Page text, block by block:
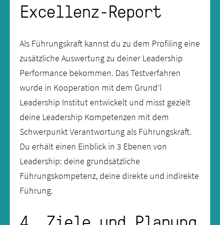
Excellenz-Report
Als Führungskraft kannst du zu dem Profiling eine
zusätzliche Auswertung zu deiner Leadership
Performance bekommen. Das Testverfahren
wurde in Kooperation mit dem Grund’l
Leadership Institut entwickelt und misst gezielt
deine Leadership Kompetenzen mit dem
Schwerpunkt Verantwortung als Führungskraft.
Du erhält einen Einblick in 3 Ebenen von
Leadership: deine grundsätzliche
Führungskompetenz, deine direkte und indirekte
Führung.